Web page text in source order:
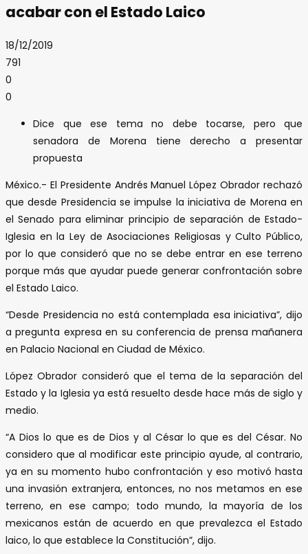
acabar con el Estado Laico
18/12/2019
791
0
0
Dice que ese tema no debe tocarse, pero que
senadora de Morena tiene derecho a presentar
propuesta
México.- El Presidente Andrés Manuel López Obrador rechazó
que desde Presidencia se impulse la iniciativa de Morena en
el Senado para eliminar principio de separación de Estado-
Iglesia en la Ley de Asociaciones Religiosas y Culto Público,
por lo que consideró que no se debe entrar en ese terreno
porque más que ayudar puede generar confrontación sobre
el Estado Laico.
“Desde Presidencia no está contemplada esa iniciativa”, dijo
a pregunta expresa en su conferencia de prensa mañanera
en Palacio Nacional en Ciudad de México.
López Obrador consideró que el tema de la separación del
Estado y la Iglesia ya está resuelto desde hace más de siglo y
medio.
“A Dios lo que es de Dios y al César lo que es del César. No
considero que al modificar este principio ayude, al contrario,
ya en su momento hubo confrontación y eso motivó hasta
una invasión extranjera, entonces, no nos metamos en ese
terreno, en ese campo; todo mundo, la mayoría de los
mexicanos están de acuerdo en que prevalezca el Estado
laico, lo que establece la Constitución”, dijo.